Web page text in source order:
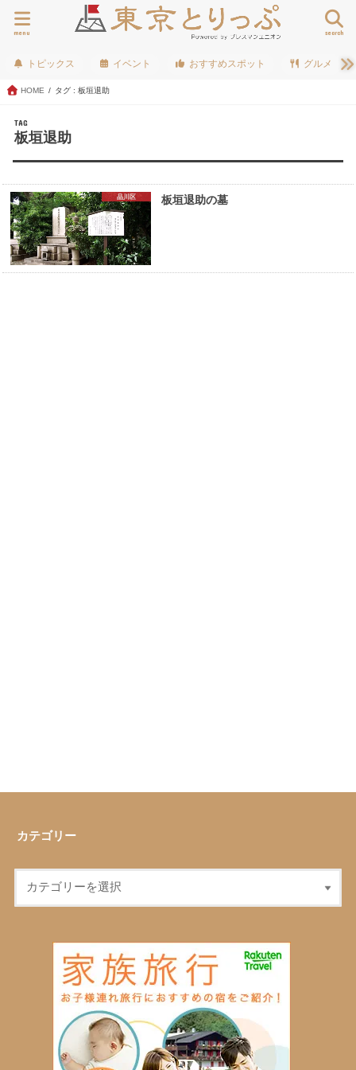
search
menu
トピックス イベント おすすめスポット グルメ
HOME タグ : 板垣退助
TAG
板垣退助
品川区 板垣退助の墓
カテゴリー